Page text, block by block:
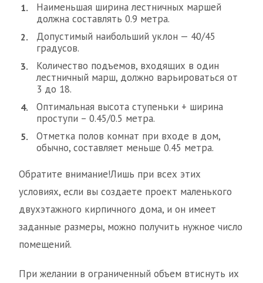
Наименьшая ширина лестничных маршей
должна составлять 0.9 метра.
Допустимый наибольший уклон — 40/45
градусов.
Количество подъемов, входящих в один
лестничный марш, должно варьироваться от
3 до 18.
Оптимальная высота ступеньки + ширина
проступи – 0.45/0.5 метра.
Отметка полов комнат при входе в дом,
обычно, составляет меньше 0.45 метра.
Обратите внимание!Лишь при всех этих
условиях, если вы создаете проект маленького
двухэтажного кирпичного дома, и он имеет
заданные размеры, можно получить нужное число
помещений.
При желании в ограниченный объем втиснуть их